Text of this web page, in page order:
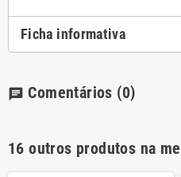
Ficha informativa
chat Comentários (0)
16 outros produtos na